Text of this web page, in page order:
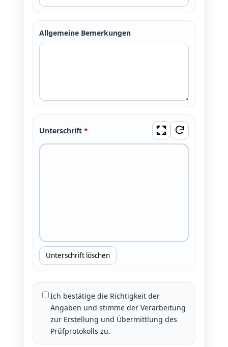
Allgemeine Bemerkungen
Unterschrift *
Unterschrift löschen
Ich bestätige die Richtigkeit der
Angaben und stimme der Verarbeitung
zur Erstellung und Übermittlung des
Prüfprotokolls zu.